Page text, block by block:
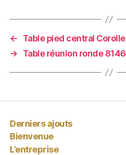
←
Table pied central Corolle
→
Table réunion ronde 8146
Derniers ajouts
Bienvenue
L’entreprise